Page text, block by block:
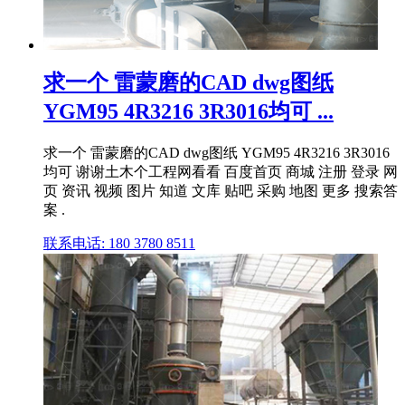
求一个 雷蒙磨的CAD dwg图纸
YGM95 4R3216 3R3016均可 ...
求一个 雷蒙磨的CAD dwg图纸 YGM95 4R3216 3R3016
均可 谢谢土木个工程网看看 百度首页 商城 注册 登录 网
页 资讯 视频 图片 知道 文库 贴吧 采购 地图 更多 搜索答
案 .
联系电话: 180 3780 8511